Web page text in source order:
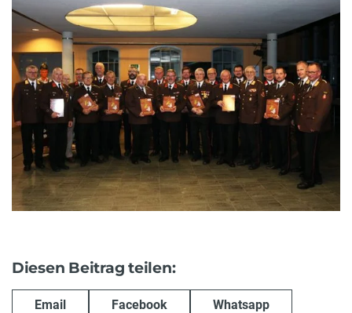
Diesen Beitrag teilen:
Email Facebook Whatsapp